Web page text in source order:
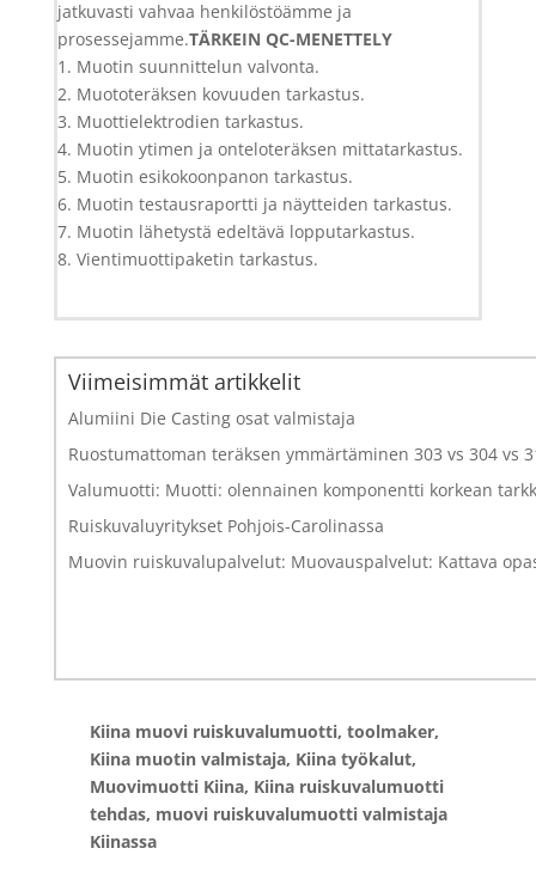
jatkuvasti vahvaa henkilöstöämme ja
prosessejamme.TÄRKEIN QC-MENETTELY
1. Muotin suunnittelun valvonta.
2. Muototeräksen kovuuden tarkastus.
3. Muottielektrodien tarkastus.
4. Muotin ytimen ja onteloteräksen mittatarkastus.
5. Muotin esikokoonpanon tarkastus.
6. Muotin testausraportti ja näytteiden tarkastus.
7. Muotin lähetystä edeltävä lopputarkastus.
8. Vientimuottipaketin tarkastus.
Viimeisimmät artikkelit
Alumiini Die Casting osat valmistaja
Ruostumattoman teräksen ymmärtäminen 303 vs 304 vs
Valumuotti: Muotti: olennainen komponentti korkean
Ruiskuvaluyritykset Pohjois-Carolinassa
Muovin ruiskuvalupalvelut: Muovauspalvelut: Kattava
Kiina muovi ruiskuvalumuotti, toolmaker,
Kiina muotin valmistaja, Kiina työkalut,
Muovimuotti Kiina, Kiina ruiskuvalumuotti
tehdas, muovi ruiskuvalumuotti valmistaja
Kiinassa